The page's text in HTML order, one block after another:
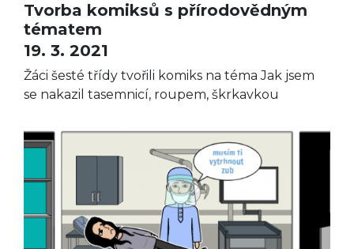
Tvorba komiksů s přírodovědným
tématem
19. 3. 2021
Žáci šesté třídy tvořili komiks na téma Jak jsem
se nakazil tasemnicí, roupem, škrkavkou